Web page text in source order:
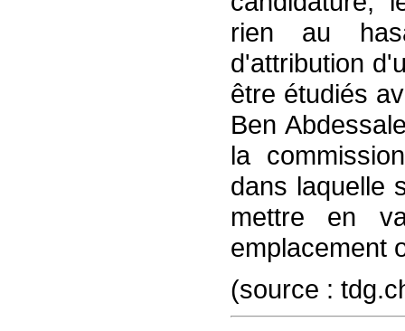
rien au
d'attribution
être étudiés
Ben
la
dans laquelle
mettre en
emplacement
(source :